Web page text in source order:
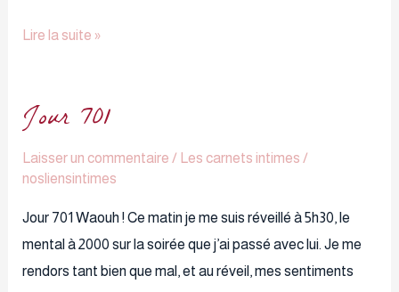
Lire la suite »
Jour 701
Laisser un commentaire / Les carnets intimes /
nosliensintimes
Jour 701 Waouh ! Ce matin je me suis réveillé à 5h30, le
mental à 2000 sur la soirée que j’ai passé avec lui. Je me
rendors tant bien que mal, et au réveil, mes sentiments
Jour